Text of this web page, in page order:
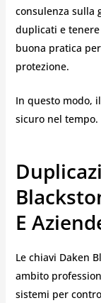
consulenza sulla
duplicati e
buona pratica
protezione.
In questo modo,
sicuro nel tempo.
E
Le chiavi Daken
ambito
sistemi per